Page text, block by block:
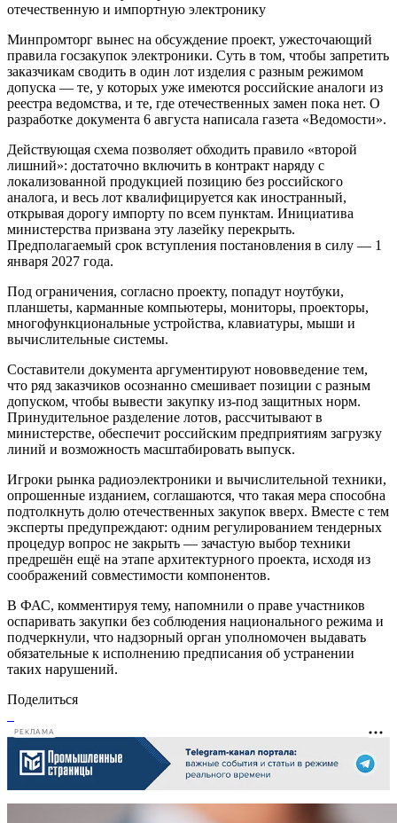
отечественную и импортную электронику
Минпромторг вынес на обсуждение проект, ужесточающий
правила госзакупок электроники. Суть в том, чтобы запретить
заказчикам сводить в один лот изделия с разным режимом
допуска — те, у которых уже имеются российские аналоги из
реестра ведомства, и те, где отечественных замен пока нет. О
разработке документа 6 августа написала газета «Ведомости».
Действующая схема позволяет обходить правило «второй
лишний»: достаточно включить в контракт наряду с
локализованной продукцией позицию без российского
аналога, и весь лот квалифицируется как иностранный,
открывая дорогу импорту по всем пунктам. Инициатива
министерства призвана эту лазейку перекрыть.
Предполагаемый срок вступления постановления в силу — 1
января 2027 года.
Под ограничения, согласно проекту, попадут ноутбуки,
планшеты, карманные компьютеры, мониторы, проекторы,
многофункциональные устройства, клавиатуры, мыши и
вычислительные системы.
Составители документа аргументируют нововведение тем,
что ряд заказчиков осознанно смешивает позиции с разным
допуском, чтобы вывести закупку из-под защитных норм.
Принудительное разделение лотов, рассчитывают в
министерстве, обеспечит российским предприятиям загрузку
линий и возможность масштабировать выпуск.
Игроки рынка радиоэлектроники и вычислительной техники,
опрошенные изданием, соглашаются, что такая мера способна
подтолкнуть долю отечественных закупок вверх. Вместе с тем
эксперты предупреждают: одним регулированием тендерных
процедур вопрос не закрыть — зачастую выбор техники
предрешён ещё на этапе архитектурного проекта, исходя из
соображений совместимости компонентов.
В ФАС, комментируя тему, напомнили о праве участников
оспаривать закупки без соблюдения национального режима и
подчеркнули, что надзорный орган уполномочен выдавать
обязательные к исполнению предписания об устранении
таких нарушений.
Поделиться
РЕКЛАМА